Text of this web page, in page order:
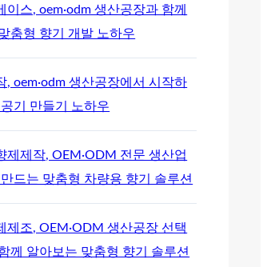
이스, oem·odm 생산공장과 함께
춤형 향기 개발 노하우
, oem·odm 생산공장에서 시작하
기 만들기 노하우
제제작, OEM·ODM 전문 생산업
드는 맞춤형 차량용 향기 솔루션
제조, OEM·ODM 생산공장 선택
께 알아보는 맞춤형 향기 솔루션